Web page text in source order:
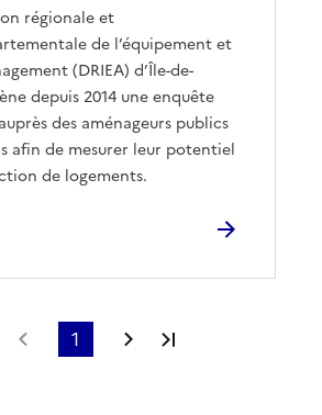
régionale et
de l’équipement et
(DRIEA) d’Île-de-
depuis 2014 une enquête
des aménageurs publics
afin de mesurer leur potentiel
de logements.
Première page
Page précédente
1 Page suivante